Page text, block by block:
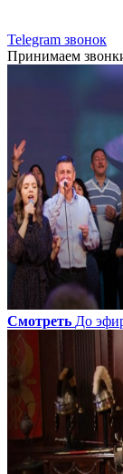
Telegram звонок
Принимаем
Смотреть До